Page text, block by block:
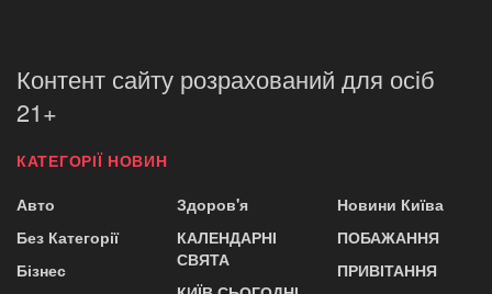
Контент сайту розрахований для осіб
21+
КАТЕГОРІЇ НОВИН
Авто
Без Категорії
Бізнес
Здоров'я
КАЛЕНДАРНІ
СВЯТА
Новини Київа
ПОБАЖАННЯ
ПРИВІТАННЯ